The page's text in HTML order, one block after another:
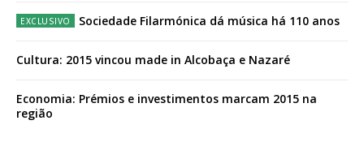
Sociedade Filarmónica dá música há 110 anos
Cultura: 2015 vincou made in Alcobaça e Nazaré
Economia: Prémios e investimentos marcam 2015 na
região